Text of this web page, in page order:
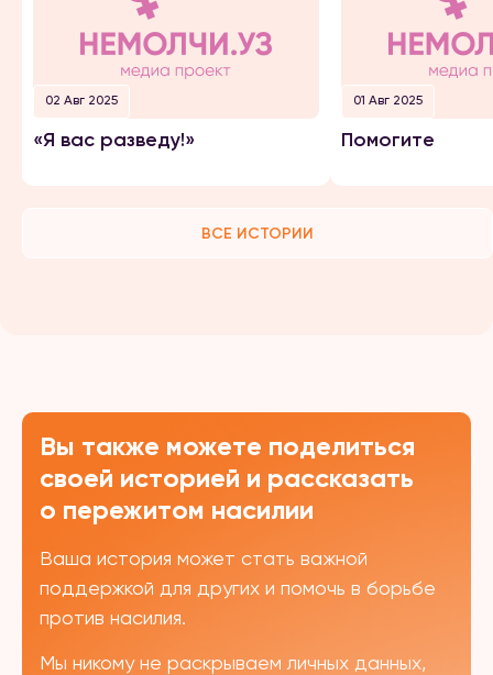
02 Авг 2025
«Я вас разведу!»
01 Авг 2025
Помогите
ВСЕ ИСТОРИИ
Вы также можете поделиться
своей историей и рассказать
о пережитом насилии
Ваша история может стать важной
поддержкой для других и помочь в борьбе
против насилия.
Мы никому не раскрываем личных данных,